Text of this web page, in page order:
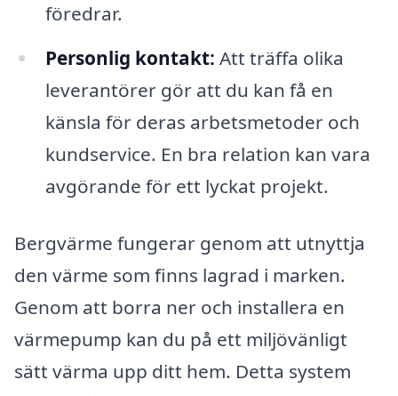
föredrar.
Personlig kontakt: Att träffa olika
leverantörer gör att du kan få en
känsla för deras arbetsmetoder och
kundservice. En bra relation kan vara
avgörande för ett lyckat projekt.
Bergvärme fungerar genom att utnyttja
den värme som finns lagrad i marken.
Genom att borra ner och installera en
värmepump kan du på ett miljövänligt
sätt värma upp ditt hem. Detta system